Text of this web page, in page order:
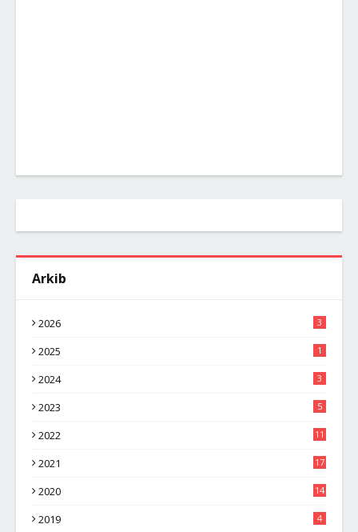
Arkib
2026 3
2025 1
2024 3
2023 5
2022 11
2021 17
2020 14
2019 4